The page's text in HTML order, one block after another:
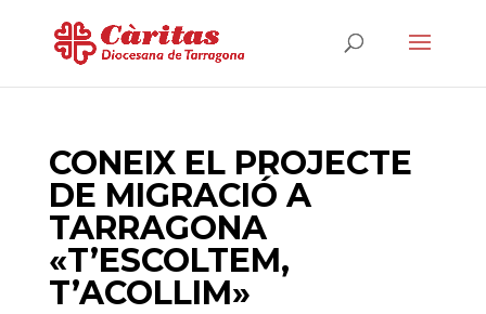
CONEIX EL PROJECTE
DE MIGRACIÓ A
TARRAGONA
«T’ESCOLTEM,
T’ACOLLIM»